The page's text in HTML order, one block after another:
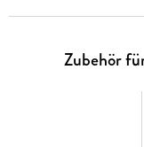
Zubehör